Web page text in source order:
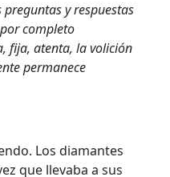
y respuestas
completo
fija, atenta, la volición
permanece
Los diamantes
que llevaba a sus